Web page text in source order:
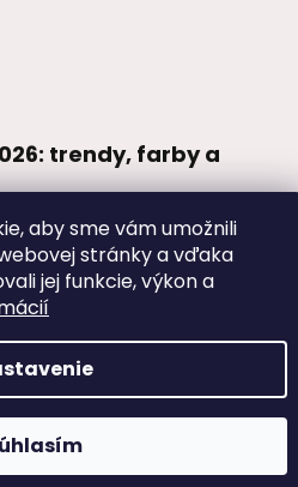
aby sme vám umožnili
stránky a vďaka
jej funkcie, výkon a
trendy, farby a
obliecť na svadbu
Shoptet
. Všetky práva vyhradené.